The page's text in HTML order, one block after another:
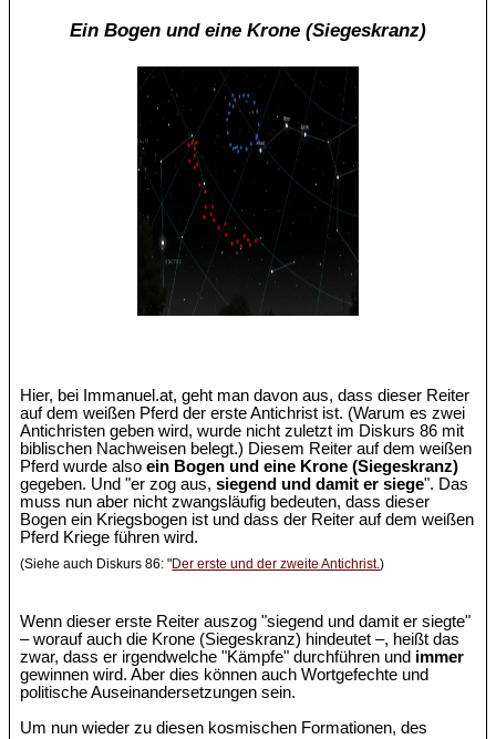
Ein Bogen und eine Krone (Siegeskranz)
Hier, bei Immanuel.at, geht man davon aus, dass dieser Reiter
auf dem weißen Pferd der erste Antichrist ist. (Warum es zwei
Antichristen geben wird, wurde nicht zuletzt im Diskurs 86 mit
biblischen Nachweisen belegt.) Diesem Reiter auf dem weißen
Pferd wurde alsoein Bogen und eine Krone (Siegeskranz)
gegeben. Und "er zog aus,siegend und damit er siege". Das
muss nun aber nicht zwangsläufig bedeuten, dass dieser
Bogen ein Kriegsbogen ist und dass der Reiter auf dem weißen
Pferd Kriege führen wird.
(Siehe auch Diskurs 86: "Der erste und der zweite Antichrist.)
Wenn dieser erste Reiter auszog "siegend und damit er siegte"
– worauf auch die Krone (Siegeskranz) hindeutet –, heißt das
zwar, dass er irgendwelche "Kämpfe" durchführen und immer
gewinnen wird. Aber dies können auch Wortgefechte und
politische Auseinandersetzungen sein.
Um nun wieder zu diesen kosmischen Formationen, des